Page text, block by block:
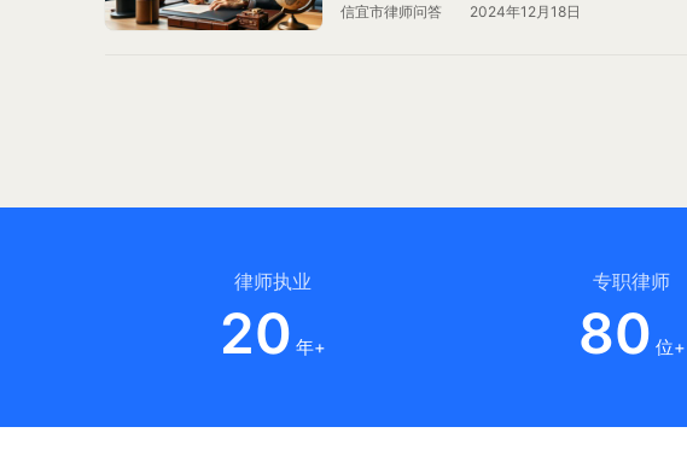
信宜市律师问答 2024年12月18日
律师执业
20 年+
专职律师
80 位+